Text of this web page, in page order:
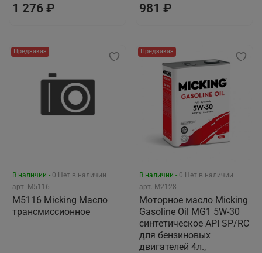
1 276 ₽ 981 ₽
Предзаказ
В наличии - 0 Нет в наличии
арт. M5116
M5116 Micking Масло
трансмиссионное
Предзаказ
В наличии - 0 Нет в наличии
арт. М2128
Моторное масло Micking
Gasoline Oil MG1 5W-30
синтетическое API SP/RC
для бензиновых
двигателей 4л.,